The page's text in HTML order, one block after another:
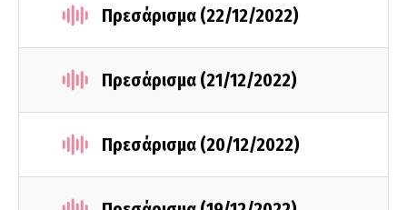
Πρεσάρισμα (22/12/2022)
Πρεσάρισμα (21/12/2022)
Πρεσάρισμα (20/12/2022)